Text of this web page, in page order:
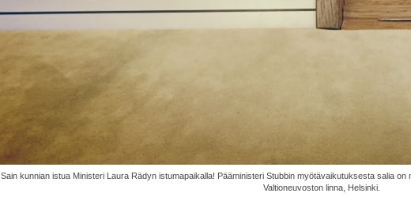
Sain kunnian istua Ministeri Laura Rädyn istumapaikalla! Pääministeri Stubbin myötävaikutuksesta salia
Valtioneuvoston linna, Helsinki.